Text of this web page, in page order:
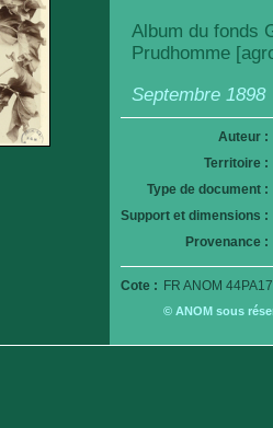
Album du fonds
Prudhomme
Septembre 1898
Auteur :
Territoire :
Type de document :
Support et dimensions :
Provenance :
Cote : FR ANOM
© ANOM sous